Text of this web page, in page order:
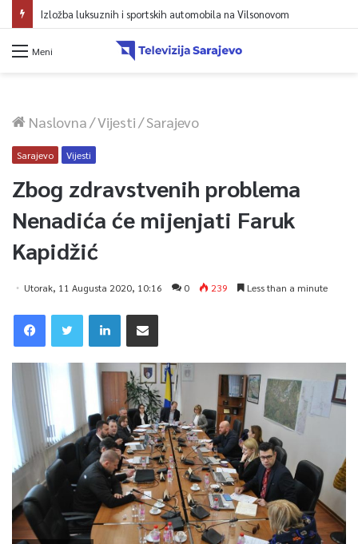
Izložba luksuznih i sportskih automobila na Vilsonovom
Meni
Naslovna/Vijesti/Sarajevo
Sarajevo Vijesti
Zbog zdravstvenih problema
Nenadića će mijenjati Faruk
Kapidžić
Utorak, 11 Augusta 2020, 10:16 0 239 Less than a minute